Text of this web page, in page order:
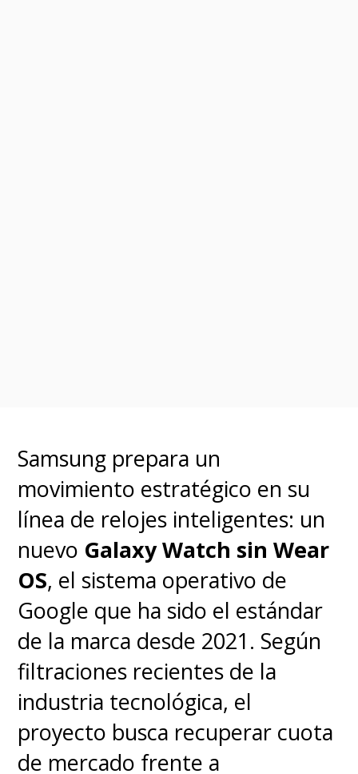
de control de su cuenta
personal.
¿Qué tipo de datos utiliza la
IA de Google? Google puede
utilizar búsquedas, historial de
navegación, fotos y videos
subidos a sus servicios para el
entrenamiento de sus sistemas
de inteligencia artificial.
Samsung prepara un
movimiento estratégico en su
línea de relojes inteligentes: un
nuevo Galaxy Watch sin Wear
OS, el sistema operativo de
Google que ha sido el estándar
de la marca desde 2021. Según
filtraciones recientes de la
industria tecnológica, el
proyecto busca recuperar cuota
de mercado frente a